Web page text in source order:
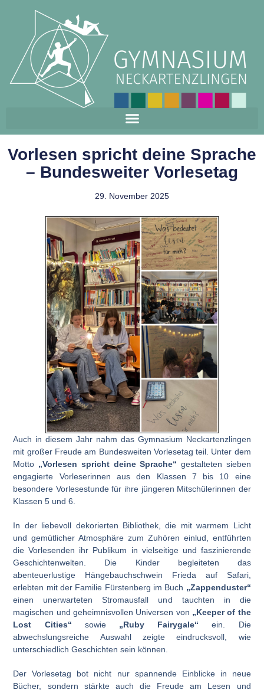
Vorlesen spricht deine Sprache
– Bundesweiter Vorlesetag
29. November 2025
Auch in diesem Jahr nahm das Gymnasium Neckartenzlingen
mit großer Freude am Bundesweiten Vorlesetag teil. Unter dem
Motto „Vorlesen spricht deine Sprache“ gestalteten sieben
engagierte Vorleserinnen aus den Klassen 7 bis 10 eine
besondere Vorlesestunde für ihre jüngeren Mitschülerinnen der
Klassen 5 und 6.
In der liebevoll dekorierten Bibliothek, die mit warmem Licht
und gemütlicher Atmosphäre zum Zuhören einlud, entführten
die Vorlesenden ihr Publikum in vielseitige und faszinierende
Geschichtenwelten. Die Kinder begleiteten das
abenteuerlustige Hängebauchschwein Frieda auf Safari,
erlebten mit der Familie Fürstenberg im Buch „Zappenduster“
einen unerwarteten Stromausfall und tauchten in die
magischen und geheimnisvollen Universen von „Keeper of the
Lost Cities“ sowie „Ruby Fairygale“ ein. Die
abwechslungsreiche Auswahl zeigte eindrucksvoll, wie
unterschiedlich Geschichten sein können.
Der Vorlesetag bot nicht nur spannende Einblicke in neue
Bücher, sondern stärkte auch die Freude am Lesen und